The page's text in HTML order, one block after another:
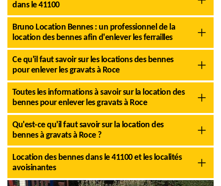
dans le 41100
Bruno Location Bennes : un professionnel de la
location des bennes afin d'enlever les ferrailles
Ce qu'il faut savoir sur les locations des bennes
pour enlever les gravats à Roce
Toutes les informations à savoir sur la location des
bennes pour enlever les gravats à Roce
Qu'est-ce qu'il faut savoir sur la location des
bennes à gravats à Roce ?
Location des bennes dans le 41100 et les localités
avoisinantes